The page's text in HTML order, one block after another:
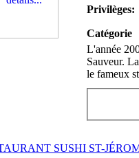
Privilèges:
Catégorie
L'année
Sauveur.
le fameux
SUSHI ST-